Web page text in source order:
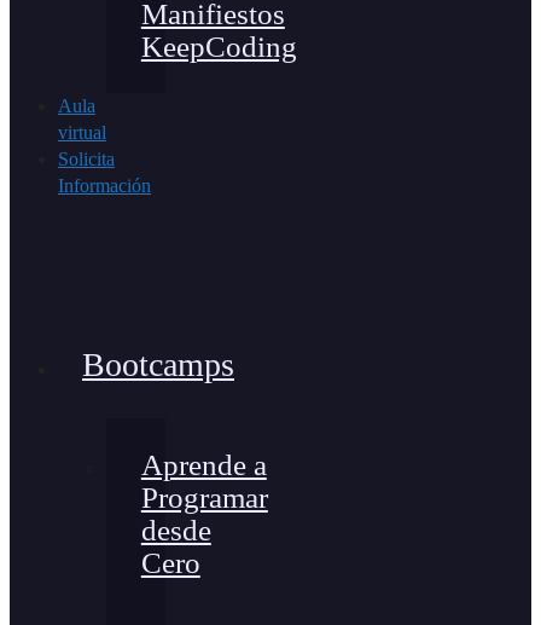
Manifiestos
KeepCoding
Aula
virtual
Solicita
Información
Bootcamps
Aprende a
Programar
desde
Cero